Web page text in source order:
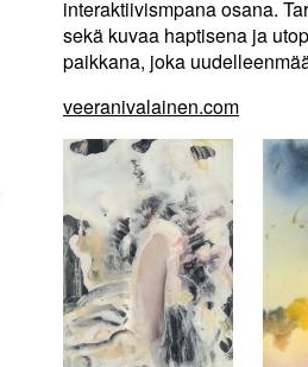
interaktiivismpana osana.
sekä kuvaa haptisena ja
paikkana, joka
veeranivalainen.com